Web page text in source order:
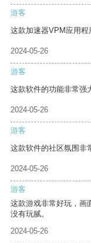
游客
这款加速器VPM应用程
2024-05-26
游客
这款软件的功能非常强
2024-05-26
游客
这款软件的社区氛围非
2024-05-26
游客
这款游戏非常好玩，画
没有玩腻。
2024-05-26